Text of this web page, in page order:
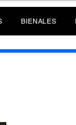
BIENALES